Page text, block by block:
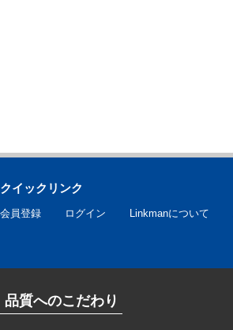
クイックリンク
会員登録 ログイン Linkmanについて
品質へのこだわり